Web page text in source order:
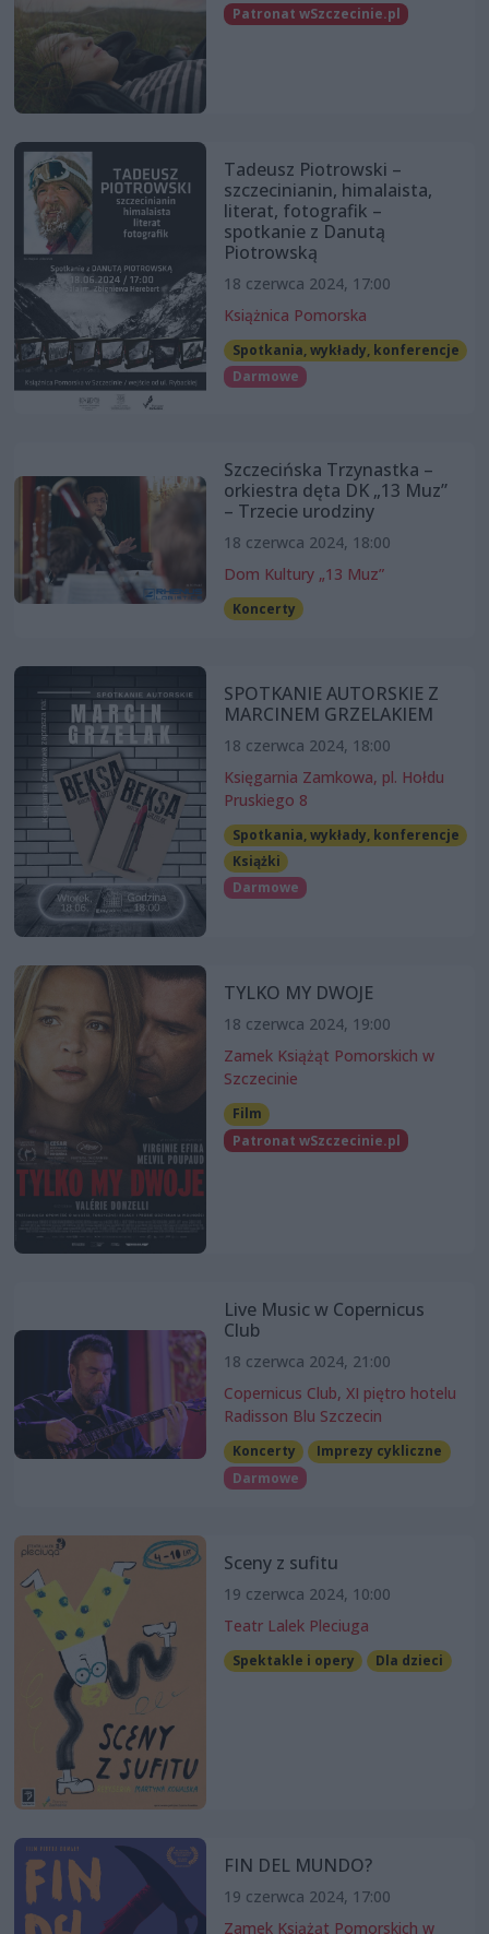
Patronat wSzczecinie.pl
Tadeusz Piotrowski –
szczecinianin, himalaista,
literat, fotografik –
spotkanie z Danutą
Piotrowską
18 czerwca 2024, 17:00
Książnica Pomorska
Spotkania, wykłady, konferencje
Darmowe
Szczecińska Trzynastka –
orkiestra dęta DK „13 Muz”
– Trzecie urodziny
18 czerwca 2024, 18:00
Dom Kultury „13 Muz”
Koncerty
SPOTKANIE AUTORSKIE Z
MARCINEM GRZELAKIEM
18 czerwca 2024, 18:00
Księgarnia Zamkowa, pl. Hołdu
Pruskiego 8
Spotkania, wykłady, konferencje
Książki
Darmowe
TYLKO MY DWOJE
18 czerwca 2024, 19:00
Zamek Książąt Pomorskich w
Szczecinie
Film
Patronat wSzczecinie.pl
Live Music w Copernicus
Club
18 czerwca 2024, 21:00
Copernicus Club, XI piętro hotelu
Radisson Blu Szczecin
Koncerty
Imprezy cykliczne
Darmowe
Sceny z sufitu
19 czerwca 2024, 10:00
Teatr Lalek Pleciuga
Spektakle i opery Dla dzieci
FIN DEL MUNDO?
19 czerwca 2024, 17:00
Zamek Książąt Pomorskich w